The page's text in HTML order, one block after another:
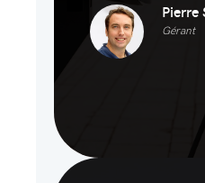
Pierre
Gérant